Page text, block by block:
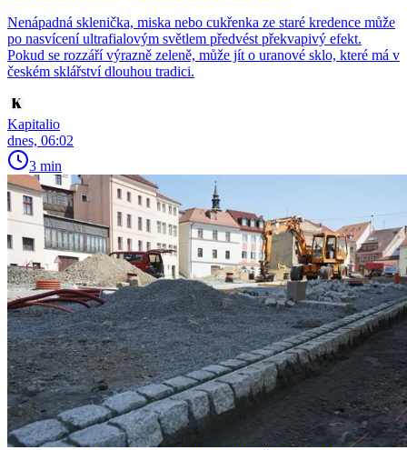
Nenápadná sklenička, miska nebo cukřenka ze staré kredence může
po nasvícení ultrafialovým světlem předvést překvapivý efekt.
Pokud se rozzáří výrazně zeleně, může jít o uranové sklo, které má v
českém sklářství dlouhou tradici.
Kapitalio
dnes, 06:02
3 min